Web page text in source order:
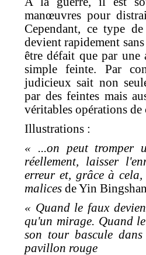
manœuvres pour
Cependant, ce type
devient rapidement
être défait que par une
simple feinte. Par
judicieux sait non
par des feintes mais
véritables opérations de
Illustrations :
« ...on peut tromper
réellement, laisser
erreur et, grâce à
malices de Yin
« Quand le faux
qu'un mirage. Quand
son tour bascule
pavillon rouge